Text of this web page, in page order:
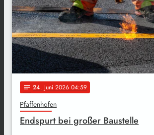
notes 24. Juni 2026 04:59
Pfaffenhofen
Endspurt bei großer Baustelle